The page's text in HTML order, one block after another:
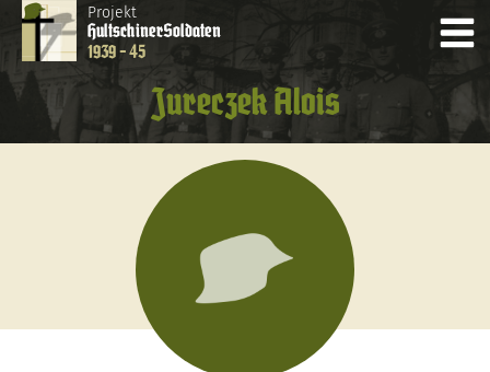
Projekt
HultschinerSoldaten
1939 - 45
Jureczek Alois